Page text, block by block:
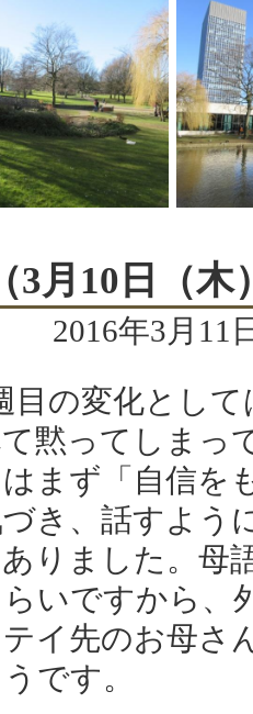
3月10日（木
2016年3月11
の変化として
黙ってしまっ
まず「自信を
き、話すよう
りました。母
いですから、
イ先のお母さ
です。